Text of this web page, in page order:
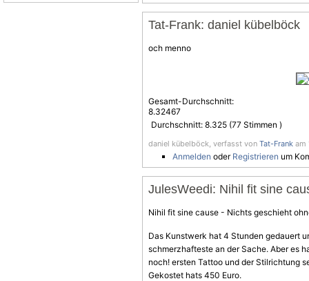
Tat-Frank: daniel kübelböck
och menno
Gesamt-Durchschnitt:
8.32467
Durchschnitt: 8.325 (77 Stimmen )
daniel kübelböck, verfasst von Tat-Frank am
Anmelden oder Registrieren um
JulesWeedi: Nihil fit sine
Nihil fit sine cause - Nichts geschieht
Das Kunstwerk hat 4 Stunden gedauert
schmerzhafteste an der Sache. Aber es
noch! ersten Tattoo und der Stilrichtung
Gekostet hats 450 Euro.